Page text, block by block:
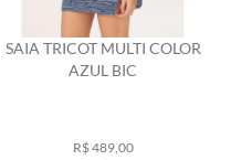
SAIA TRICOT MULTI COLOR
AZUL BIC
R$ 489,00